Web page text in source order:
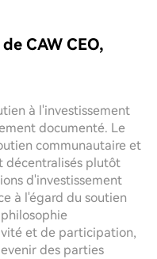
CAW CEO,
à l'investissement
documenté. Le
communautaire et
décentralisés plutôt
d'investissement
à l'égard du soutien
et de participation,
des parties